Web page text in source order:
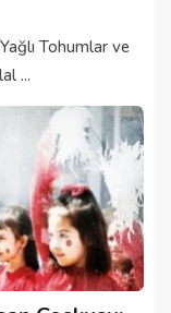
Tohumlar ve
...